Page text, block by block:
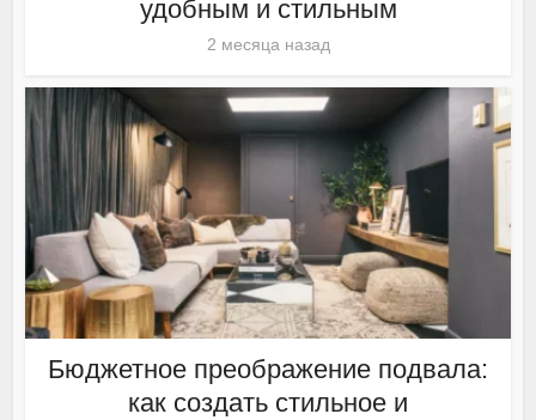
удобным и стильным
2 месяца назад
Бюджетное преображение подвала:
как создать стильное и